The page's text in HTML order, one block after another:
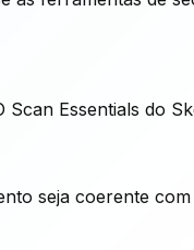
Essentials do
seja coerente